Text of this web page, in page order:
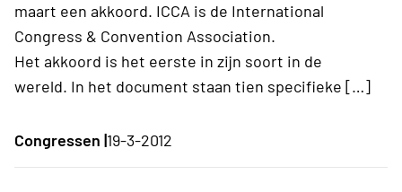
maart een akkoord. ICCA is de International
Congress & Convention Association.
Het akkoord is het eerste in zijn soort in de
wereld. In het document staan tien specifieke […]
Congressen |19-3-2012